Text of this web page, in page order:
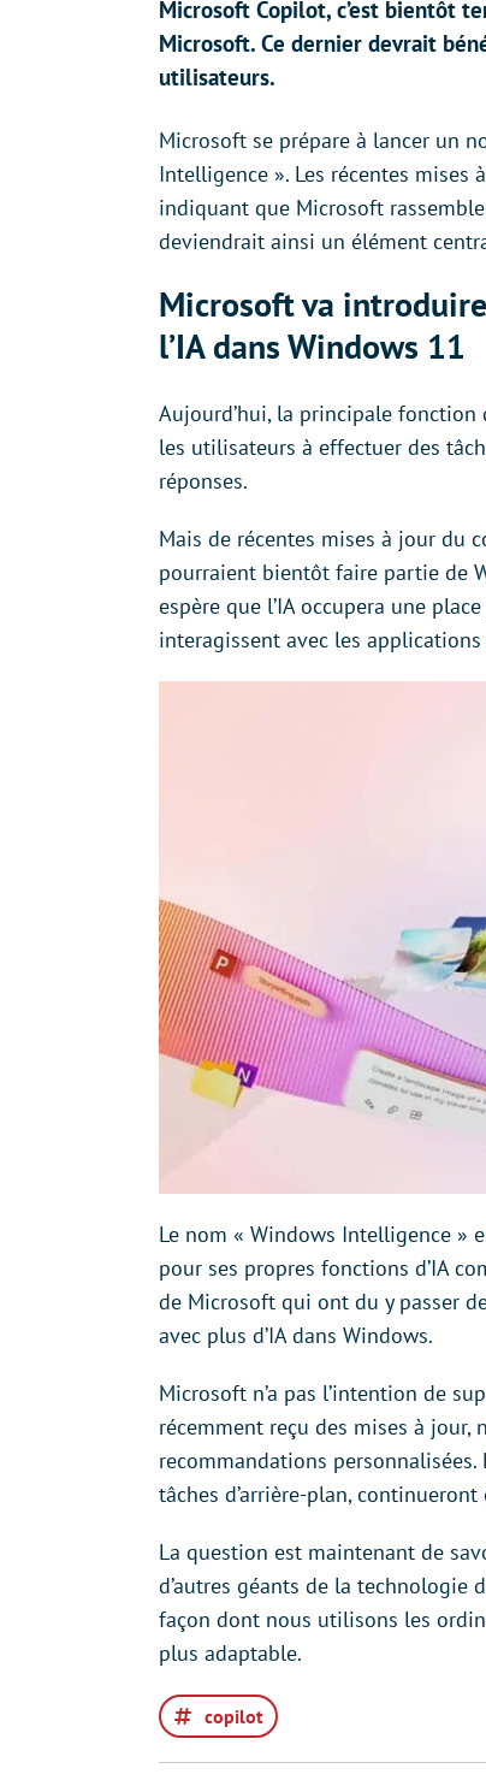
Microsoft Copilot, c’est bientôt
Microsoft. Ce dernier devrait
utilisateurs.
Microsoft se prépare à lancer un
Intelligence ». Les récentes mises
indiquant que Microsoft
deviendrait ainsi un élément
Microsoft va
l’IA dans Windows 11
Aujourd’hui, la principale fonction
les utilisateurs à effectuer des
réponses.
Mais de récentes mises à jour du
pourraient bientôt faire partie de
espère que l’IA occupera une
interagissent avec les
Le nom « Windows Intelligence »
pour ses propres fonctions d’IA
de Microsoft qui ont du y passer
avec plus d’IA dans Windows.
Microsoft n’a pas l’intention de
récemment reçu des mises à
recommandations
tâches d’arrière-plan,
La question est maintenant de
d’autres géants de la technologie
façon dont nous utilisons les
plus adaptable.
copilot